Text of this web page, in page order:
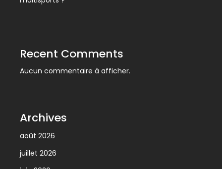
Recent Comments
Aucun commentaire à afficher.
Archives
août 2026
juillet 2026